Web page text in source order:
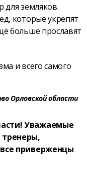
для земляков.
которые укрепят
больше прославят
и всего самого
Орловской области
Уважаемые
тренеры,
приверженцы